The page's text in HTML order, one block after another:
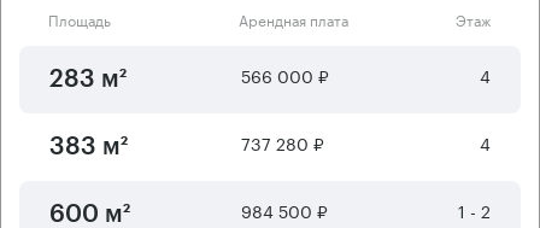
Площадь Арендная плата Этаж
283 м² 566 000 ₽ 4
383 м² 737 280 ₽ 4
600 м² 984 500 ₽ 1 - 2